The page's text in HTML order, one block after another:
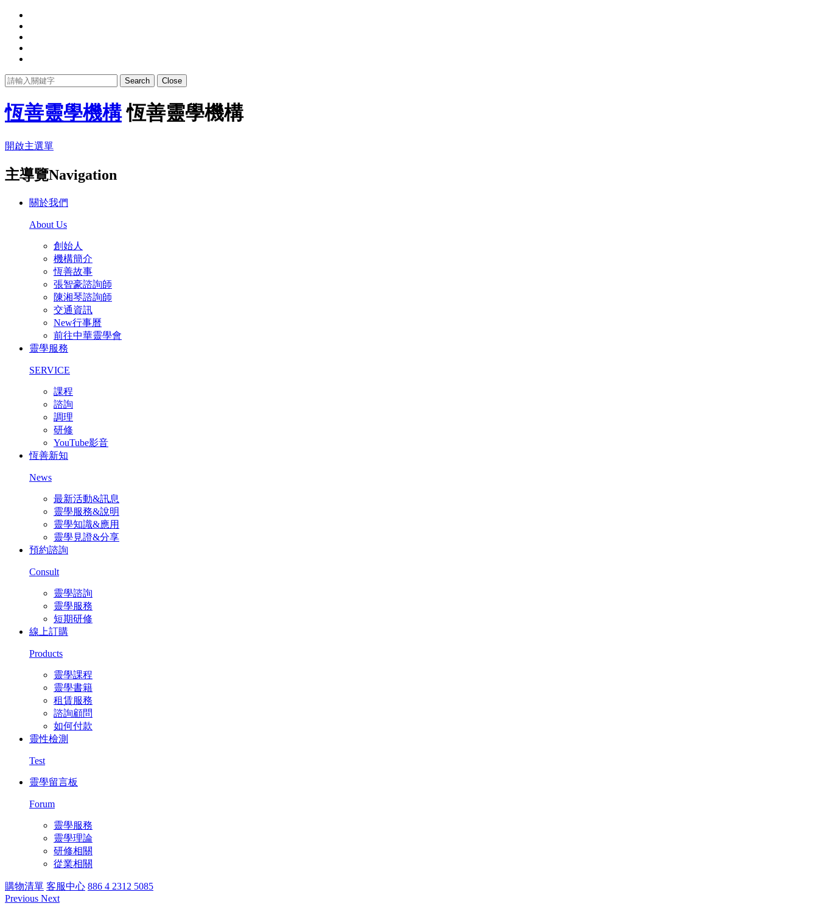
Search Close
恆善靈學機構 恆善靈學機構
開啟主選單
主導覽Navigation
關於我們
About Us
創始人
機構簡介
恆善故事
張智豪諮詢師
陳湘琴諮詢師
交通資訊
New行事曆
前往中華靈學會
靈學服務
SERVICE
課程
諮詢
調理
研修
YouTube影音
恆善新知
News
最新活動&訊息
靈學服務&說明
靈學知識&應用
靈學見證&分享
預約諮詢
Consult
靈學諮詢
靈學服務
短期研修
線上訂購
Products
靈學課程
靈學書籍
租賃服務
諮詢顧問
如何付款
靈性檢測
Test
靈學留言板
Forum
靈學服務
靈學理論
研修相關
從業相關
購物清單 客服中心 886 4 2312 5085
Previous Next